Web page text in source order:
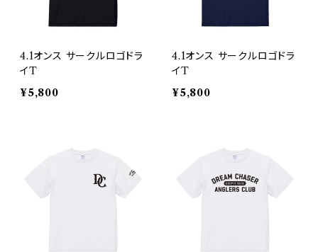
4.1オンス サークルロゴドラ
イT
¥5,800
4.1オンス サークルロゴドラ
イT
¥5,800